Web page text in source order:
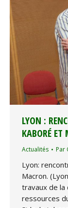
LYON :
KABORÉ ET
Actualités Par
Lyon:
Macron.
travaux de la
ressources